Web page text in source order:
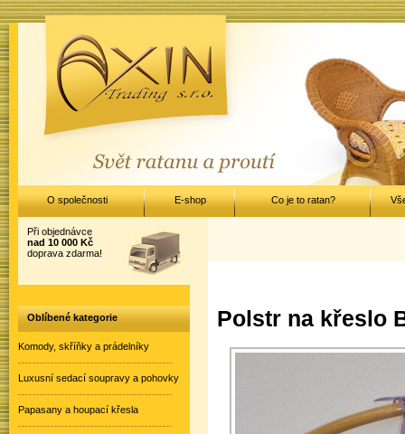
Polstr na křeslo
Při objednávce
nad 10 000 Kč
doprava zdarma!
Oblíbené kategorie
Komody, skříňky a prádelníky
Luxusní sedací soupravy a pohovky
Papasany a houpací křesla
O společnosti E-shop Co je to ratan?